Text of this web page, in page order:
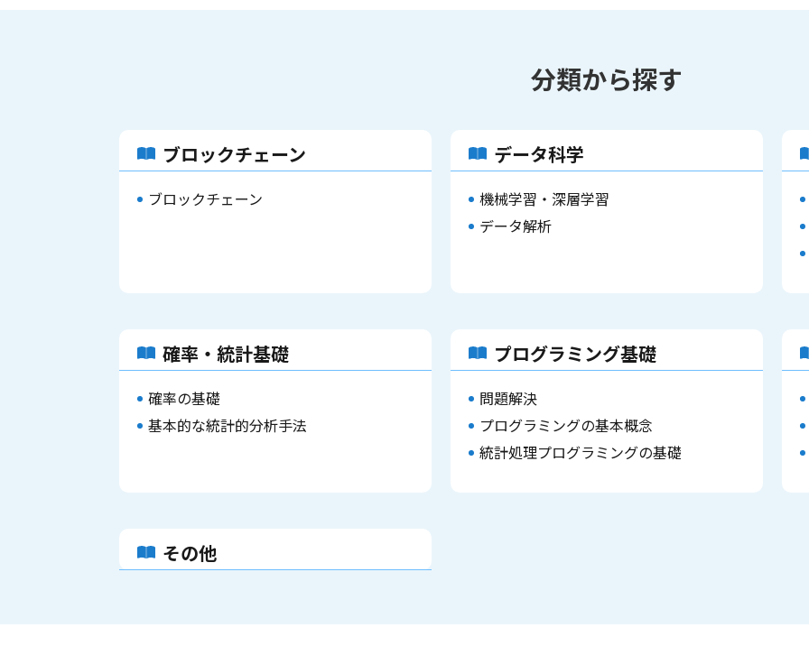
分類から探す
ブロックチェーン
ブロックチェーン
データ科学
機械学習・深層学習
データ解析
確率・統計基礎
確率の基礎
基本的な統計的分析手法
プログラミング基礎
問題解決
プログラミングの基本概念
統計処理プログラミングの基礎
その他